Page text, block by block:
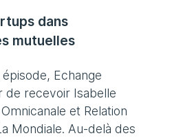
dans
mutuelles
Echange
de recevoir Isabelle
et Relation
Mondiale. Au-delà des